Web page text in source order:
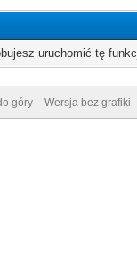
uruchomić tę
góry Wersja bez grafiki